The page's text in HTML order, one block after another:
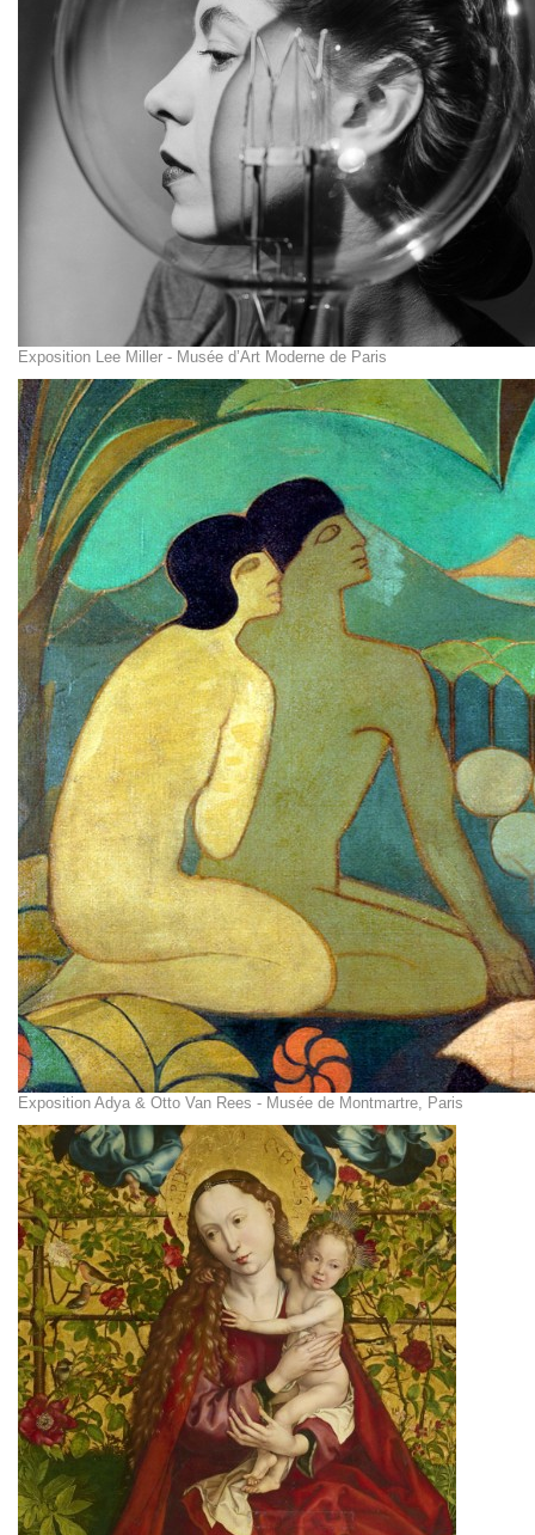
Exposition Lee Miller - Musée d’Art Moderne de Paris
Exposition Adya & Otto Van Rees - Musée de Montmartre, Paris